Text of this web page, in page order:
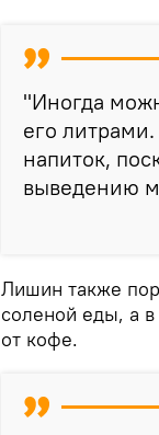
"Иногда
его
напиток,
выведению
Лишин также
соленой еды, а
от кофе.